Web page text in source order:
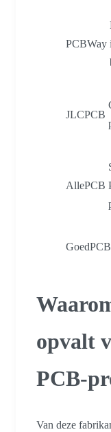
PCBWay
JLCPCB
AllePCB
GoedPCB
opvalt
PCB-
Van deze